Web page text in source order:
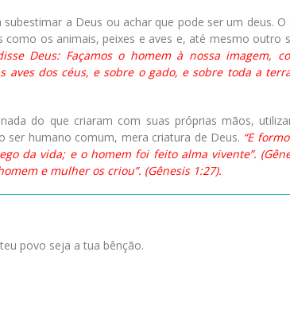
a Deus ou achar que pode ser um deus. O
os animais, peixes e aves e, até mesmo outro
Deus: Façamos o homem à nossa imagem,
dos céus, e sobre o gado, e sobre toda a
do que criaram com suas próprias mãos,
ser humano comum, mera criatura de Deus. “E
da vida; e o homem foi feito alma vivente”.
e mulher os criou”. (Gênesis 1:27).
povo seja a tua bênção.